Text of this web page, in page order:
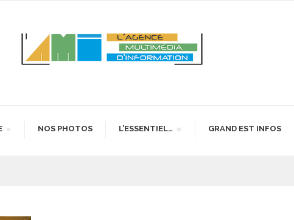
NOS PHOTOS L’ESSENTIEL… GRAND EST INFOS